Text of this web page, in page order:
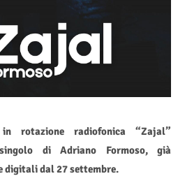
rotazione radiofonica “Zajal”
di Adriano Formoso, già
digitali dal 27 settembre.